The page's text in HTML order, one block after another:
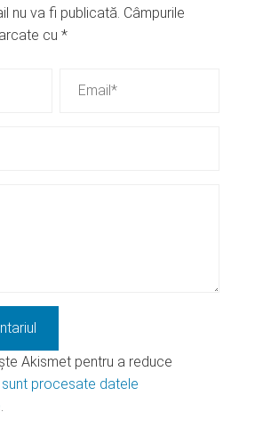
nu va fi publicată. Câmpurile
cu *
Akismet pentru a reduce
procesate datele
.